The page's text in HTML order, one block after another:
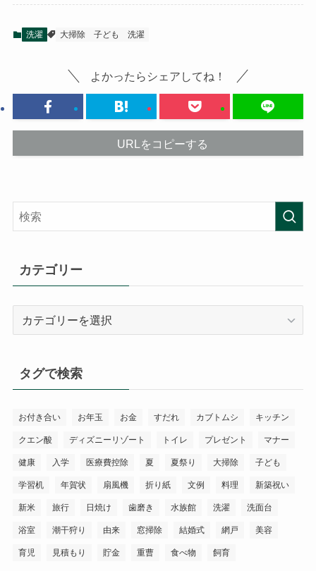
洗濯 大掃除 子ども 洗濯
よかったらシェアしてね！
URLをコピーする
カテゴリー
ー
タグで検索
お付き合い お年玉 お金 すだれ カブトムシ キッチン
クエン酸 ディズニーリゾート トイレ プレゼント マナー
健康 入学 医療費控除 夏 夏祭り 大掃除 子ども
学習机 年賀状 扇風機 折り紙 文例 料理 新築祝い
新米 旅行 日焼け 歯磨き 水族館 洗濯 洗面台
浴室 潮干狩り 由来 窓掃除 結婚式 網戸 美容
育児 見積もり 貯金 重曹 食べ物 飼育